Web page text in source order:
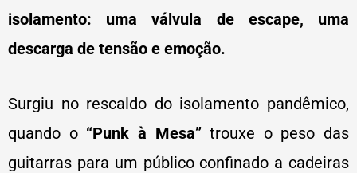
isolamento: uma válvula de escape, uma
descarga de tensão e emoção.
Surgiu no rescaldo do isolamento pandêmico,
quando o“Punk à Mesa”trouxe o peso das
guitarras para um público confinado a cadeiras